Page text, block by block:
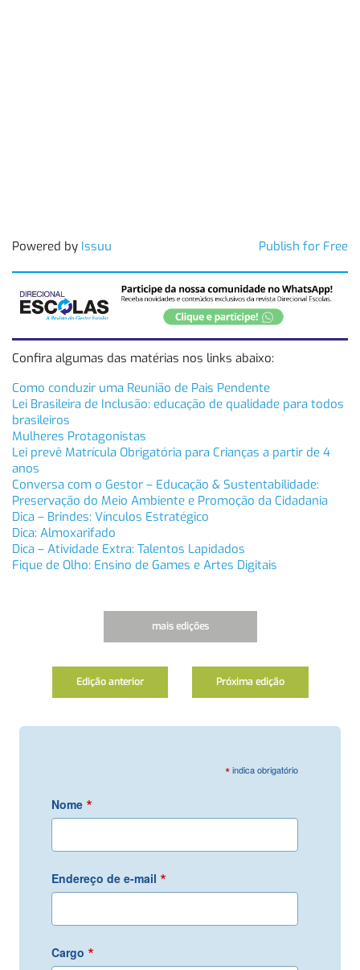
Powered by Issuu Publish for Free
Confira algumas das matérias nos links abaixo:
Como conduzir uma Reunião de Pais Pendente
Lei Brasileira de Inclusão: educação de qualidade para todos
brasileiros
Mulheres Protagonistas
Lei prevê Matrícula Obrigatória para Crianças a partir de 4
anos
Conversa com o Gestor – Educação & Sustentabilidade:
Preservação do Meio Ambiente e Promoção da Cidadania
Dica – Brindes: Vínculos Estratégico
Dica: Almoxarifado
Dica – Atividade Extra: Talentos Lapidados
Fique de Olho: Ensino de Games e Artes Digitais
mais edições
Edição anterior Próxima edição
*indica obrigatório
Nome *
Endereço de e-mail *
Cargo *